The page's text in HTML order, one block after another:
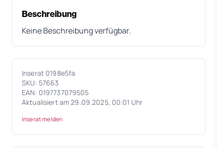
Beschreibung
Keine Beschreibung verfügbar.
Inserat 0198e5fa
SKU: 57663
EAN: 0197737079505
Aktualisiert am 29.09.2025, 00:01 Uhr
Inserat melden